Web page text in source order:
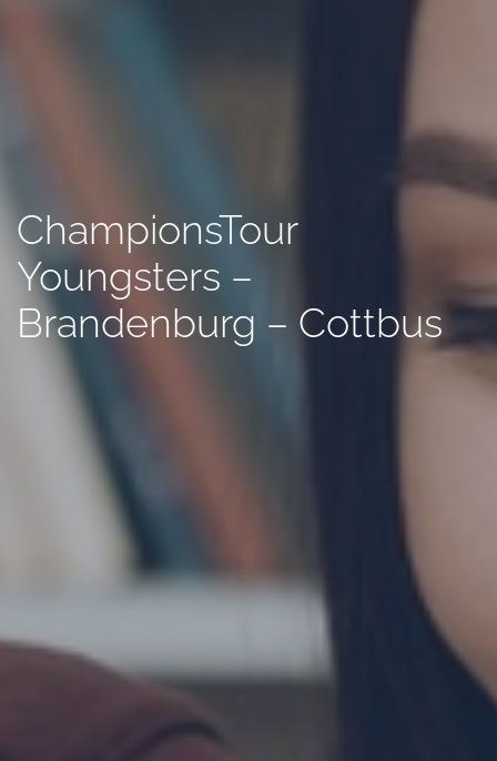
ChampionsTour
Youngsters –
Brandenburg – Cottbus